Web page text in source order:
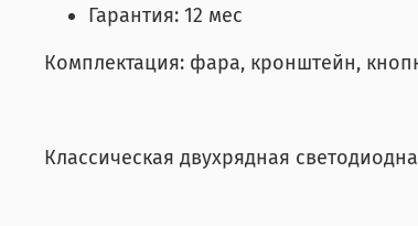
Гарантия: 12 мес
Комплектация: фара, кронштейн,
Классическая двухрядная